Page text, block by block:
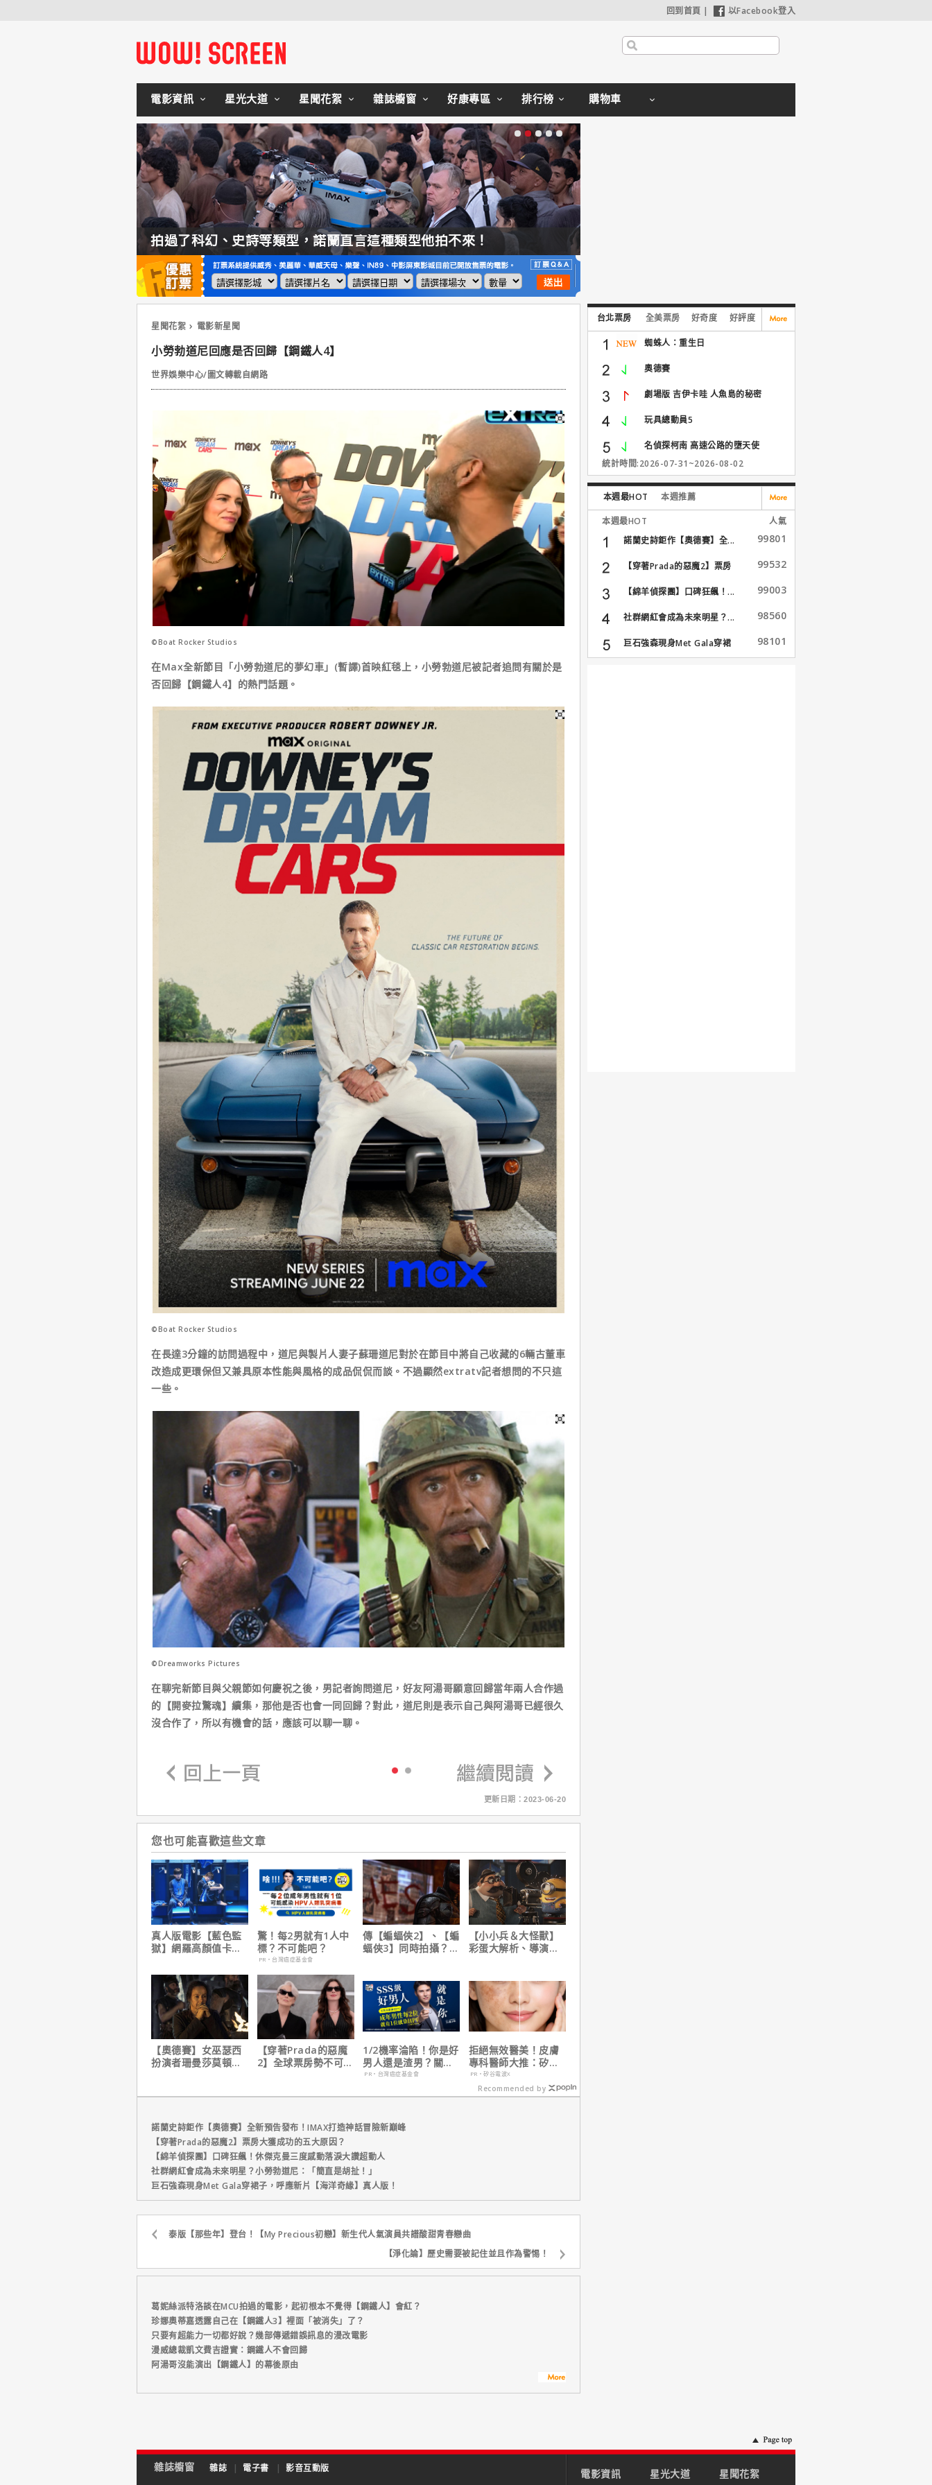
回到首頁 | 以Facebook登入
電影資訊 星光大道 星聞花絮 雜誌櫥窗 好康專區 排行榜 購物車
拍過了科幻、史詩等類型，諾蘭直言這種類型他拍不來！
星聞花絮 電影新星聞
小勞勃道尼回應是否回歸【鋼鐵人4】
世界娛樂中心/圖文轉載自網路
©Boat Rocker Studios
在Max全新節目「小勞勃道尼的夢幻車」(暫譯)首映紅毯上，小勞勃道尼被記者追問有關於是
否回歸【鋼鐵人4】的熱門話題。
©Boat Rocker Studios
在長達3分鐘的訪問過程中，道尼與製片人妻子蘇珊道尼對於在節目中將自己收藏的6輛古董車
改造成更環保但又兼具原本性能與風格的成品侃侃而談。不過顯然extratv記者想問的不只這
一些。
©Dreamworks Pictures
在聊完新節目與父親節如何慶祝之後，男記者詢問道尼，好友阿湯哥願意回歸當年兩人合作過
的【開麥拉驚魂】續集，那他是否也會一同回歸？對此，道尼則是表示自己與阿湯哥已經很久
沒合作了，所以有機會的話，應該可以聊一聊。
更新日期：2023-06-20
您也可能喜歡這些文章
真人版電影【藍色監
獄】網羅高顏值卡司
驚！每2男就有1人中
標？不可能吧？
PR・台灣癌症基金會
傳【蝙蝠俠2】、【蝙
蝠俠3】同時拍攝？詹
【小小兵＆大怪獸】
彩蛋大解析、導演皮
【奧德賽】女巫瑟西
扮演者珊曼莎莫頓曝
【穿著Prada的惡魔
2】全球票房勢不可
元
1/2機率淪陷！你是好
男人還是渣男？關鍵
在這
PR・台灣癌症基金會
拒絕無效醫美！皮膚
專科醫師大推：矽谷
電波 X 讓肌膚由內而
外更強韌
PR・矽谷電波X
Recommended by
諾蘭史詩鉅作【奧德賽】全新預告發布！IMAX打造神話冒險新巔峰
【穿著Prada的惡魔2】票房大獲成功的五大原因？
【綿羊偵探團】口碑狂飆！休傑克曼三度感動落淚大讚超動人
社群網紅會成為未來明星？小勞勃道尼：「簡直是胡扯！」
巨石強森現身Met Gala穿裙子，呼應新片【海洋奇緣】真人版！
泰版【那些年】登台！【My Precious初戀】新生代人氣演員共譜酸甜青春戀曲
【淨化論】歷史需要被記住並且作為警惕！
葛妮絲派特洛談在MCU拍過的電影，起初根本不覺得【鋼鐵人】會紅？
珍娜奧蒂嘉透露自己在【鋼鐵人3】裡面「被消失」了？
只要有超能力一切都好說？幾部傳遞錯誤訊息的漫改電影
漫威總裁凱文費吉證實：鋼鐵人不會回歸
阿湯哥沒能演出【鋼鐵人】的幕後原由
台北票房 全美票房 好奇度 好評度
蜘蛛人：重生日
奧德賽
劇場版 吉伊卡哇 人魚島的秘密
玩具總動員5
名偵探柯南 高速公路的墮天使
統計時間:2026-07-31~2026-08-02
本週最HOT 本週推薦
本週最HOT
人氣
諾蘭史詩鉅作【奧德賽】全...
99801
【穿著Prada的惡魔2】票房
99532
【綿羊偵探團】口碑狂飆！... 99003
社群網紅會成為未來明星？... 98560
巨石強森現身Met Gala穿裙
子...
98101
雜誌櫥窗 雜誌 | 電子書 | 影音互動版 電影資訊 星光大道 星聞花絮